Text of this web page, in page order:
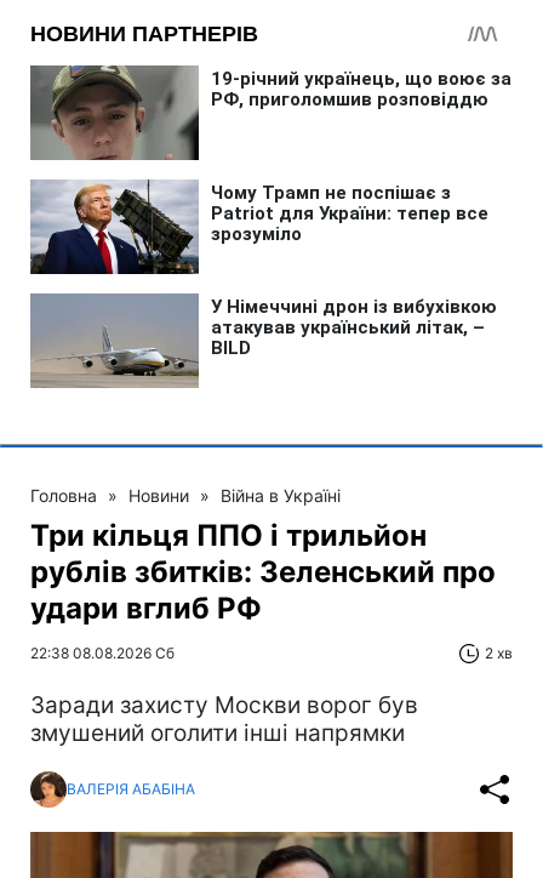
Головна » Новини » Війна в Україні
Три кільця ППО і трильйон
рублів збитків: Зеленський про
удари вглиб РФ
22:38 08.08.2026 Сб 2 хв
Заради захисту Москви ворог був
змушений оголити інші напрямки
ВАЛЕРІЯ АБАБІНА